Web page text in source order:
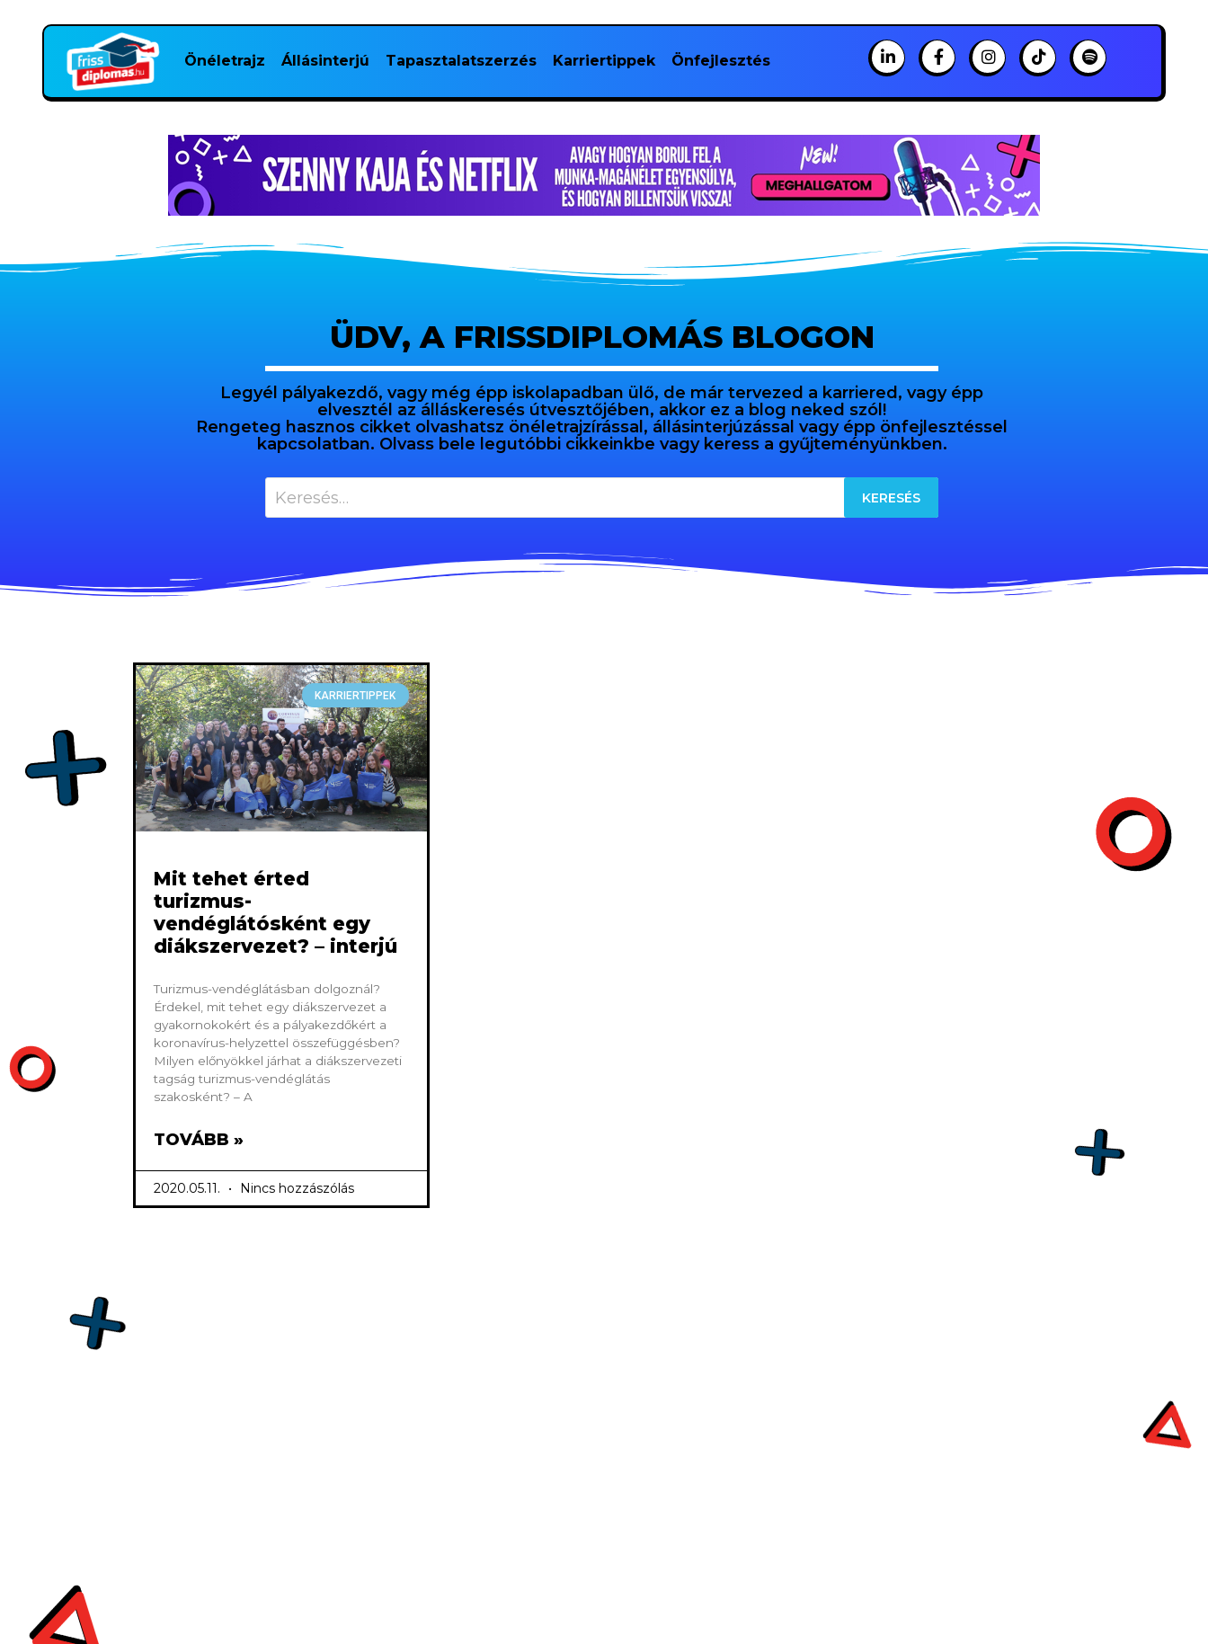
Önéletrajz Állásinterjú Tapasztalatszerzés Karriertippek Önfejlesztés
ÜDV, A FRISSDIPLOMÁS BLOGON
Legyél pályakezdő, vagy még épp iskolapadban ülő, de már tervezed a karriered, vagy épp
elvesztél az álláskeresés útvesztőjében, akkor ez a blog neked szól!
Rengeteg hasznos cikket olvashatsz önéletrajzírással, állásinterjúzással vagy épp önfejlesztéssel
kapcsolatban. Olvass bele legutóbbi cikkeinkbe vagy keress a gyűjteményünkben.
KARRIERTIPPEK
Mit tehet érted
turizmus-
vendéglátósként egy
diákszervezet? – interjú
Turizmus-vendéglátásban dolgoznál?
Érdekel, mit tehet egy diákszervezet a
gyakornokokért és a pályakezdőkért a
koronavírus-helyzettel összefüggésben?
Milyen előnyökkel járhat a diákszervezeti
tagság turizmus-vendéglátás
szakosként? – A
TOVÁBB »
2020.05.11. Nincs hozzászólás